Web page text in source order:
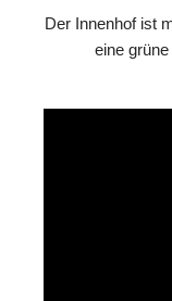
Der Innenhof ist
eine